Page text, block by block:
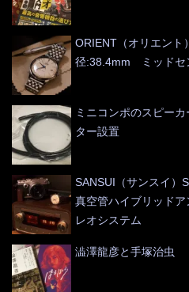
ORIENT（オリエン
径:38.4mm ミッドセ
ミニコンポのスピー
ター設置
SANSUI（サンスイ
真空管ハイブリッド
レオシステム
澁澤龍彦と手塚治虫